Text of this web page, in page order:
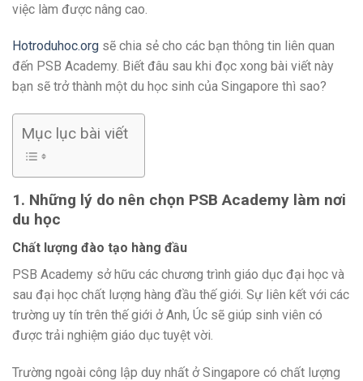
việc làm được nâng cao.
Hotroduhoc.org sẽ chia sẻ cho các bạn thông tin liên quan
đến PSB Academy. Biết đâu sau khi đọc xong bài viết này
bạn sẽ trở thành một du học sinh của Singapore thì sao?
Mục lục bài viết
1. Những lý do nên chọn PSB Academy làm nơi
du học
Chất lượng đào tạo hàng đầu
PSB Academy sở hữu các chương trình giáo dục đại học và
sau đại học chất lượng hàng đầu thế giới. Sự liên kết với các
trường uy tín trên thế giới ở Anh, Úc sẽ giúp sinh viên có
được trải nghiệm giáo dục tuyệt vời.
Trường ngoài công lập duy nhất ở Singapore có chất lượng